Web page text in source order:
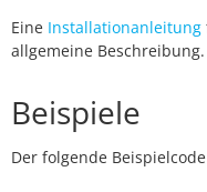
Eine Installationanleitung
allgemeine Beschreibung.
Beispiele
Der folgende